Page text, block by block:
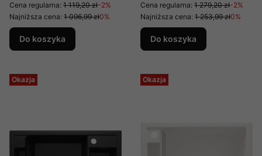
Nero ZRM N11A
Cena regularna: 1 119,20 zł-2%
Najniższa cena: 1 096,99 zł0%
Do koszyka
Cena regularna: 1 279,20 zł-2%
Najniższa cena: 1 253,99 zł0%
Do koszyka
Okazja Okazja